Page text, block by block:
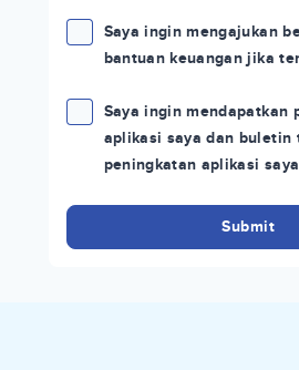
Saya ingin mengajukan
bantuan keuangan jika
Saya ingin mendapatkan
aplikasi saya dan buletin
peningkatan aplikasi saya
Submit